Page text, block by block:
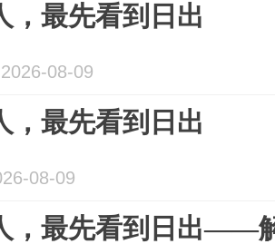
，最先看到日出
08-09
，最先看到日出
08-09
，最先看到日出——